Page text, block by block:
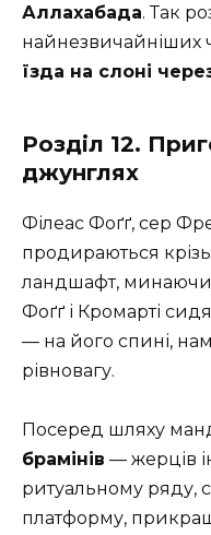
Аллахабада. Так
найнезвичайніших
їзда на слоні
Розділ 12.
джунглях
Філеас Фоґґ, сер
продираються
ландшафт, минаючи
Фоґґ і Кромарті
— на його спині,
рівновагу.
Посеред шляху
брамінів — жерців
ритуальному ряду,
платформу,